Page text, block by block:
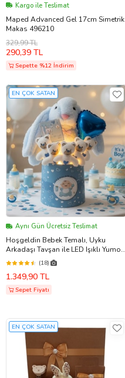
Kargo ile Teslimat
Maped Advanced Gel 17cm Simetrik
Makas 496210
329,99 TL
290,39 TL
Sepette %12 İndirim
EN ÇOK SATAN
Aynı Gün Ücretsiz Teslimat
Hoşgeldin Bebek Temalı, Uyku
Arkadaşı Tavşan ile LED Işıklı Yumoş
Peluş Ayıcık Buketi, Yenidoğan-
Babyshower ÖZEL
(18)
1.349,90 TL
Sepet Fiyatı
EN ÇOK SATAN